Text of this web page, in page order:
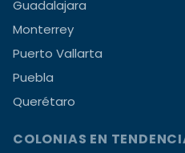
Guadalajara
Monterrey
Puerto Vallarta
Puebla
Querétaro
COLONIAS EN